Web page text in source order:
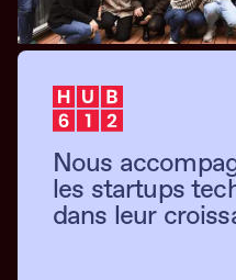
Nous
les startups
dans leur